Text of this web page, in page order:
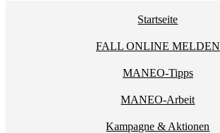
Startseite
FALL ONLINE MELDEN
MANEO-Tipps
MANEO-Arbeit
Kampagne & Aktionen